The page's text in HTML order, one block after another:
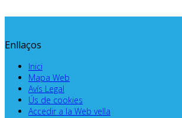
Enllaços
Inici
Mapa Web
Avís Legal
Ús de cookies
Accedir a la Web vella